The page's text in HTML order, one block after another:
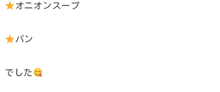
オニオンスープ
パン
でした